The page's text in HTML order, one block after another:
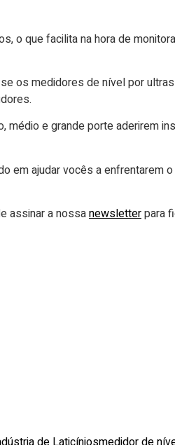
o que facilita na hora de
os medidores de nível por
e grande porte aderirem
em ajudar vocês a enfrentarem
assinar a nossanewsletterpara